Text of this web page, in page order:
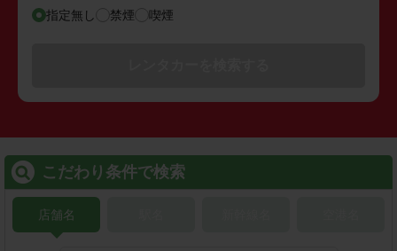
指定無し 禁煙 喫煙
こだわり条件で検索
店舗名